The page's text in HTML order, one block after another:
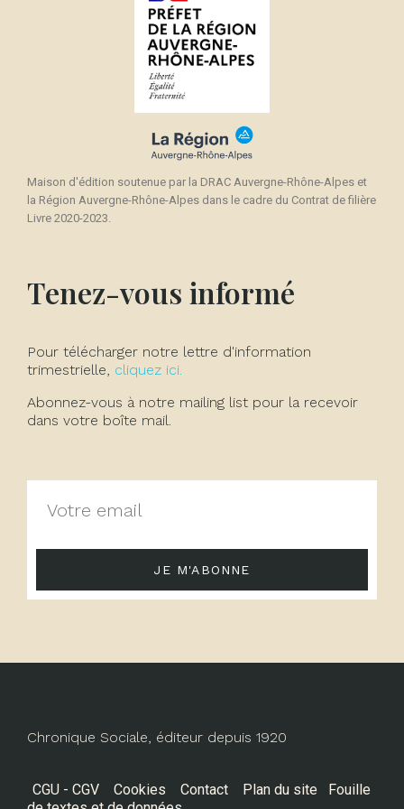
Maison d'édition soutenue par la DRAC Auvergne-Rhône-Alpes et
la Région Auvergne-Rhône-Alpes dans le cadre du Contrat de filière
Livre 2020-2023.
Tenez-vous informé
Pour télécharger notre lettre d'information
trimestrielle, cliquez ici.
Abonnez-vous à notre mailing list pour la recevoir
dans votre boîte mail.
JE M'ABONNE
Chronique Sociale, éditeur depuis 1920
CGU - CGV Cookies Contact Plan du site
Fouille